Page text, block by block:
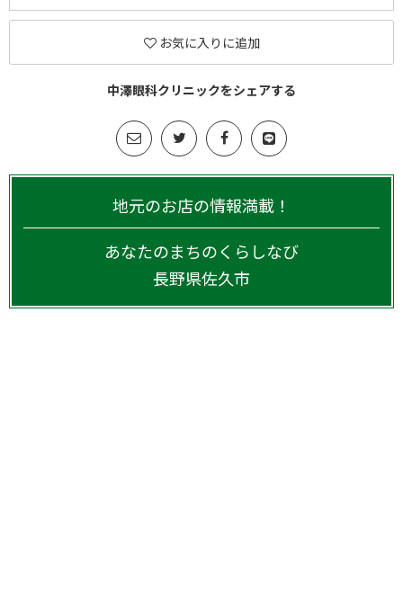
お気に入りに追加
中澤眼科クリニックをシェアする
地元のお店の情報満載！
あなたのまちのくらしなび
長野県佐久市